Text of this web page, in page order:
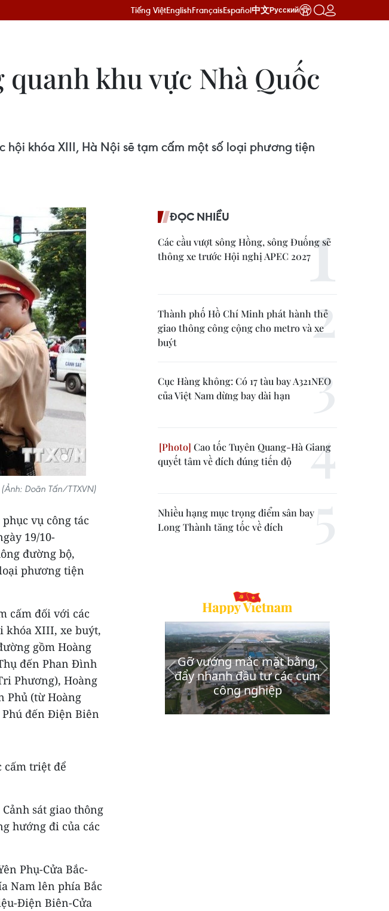
Tiếng ViệtEnglishFrançaisEspañol中文Русский
khu vực Nhà Quốc
khóa XIII, Hà Nội sẽ tạm cấm một số loại phương tiện
Doãn Tấn/TTXVN)
vụ công tác
19/10-
đường bộ,
phương tiện
cấm đối với các
khóa XIII, xe buýt,
gồm Hoàng
đến Phan Đình
Phương), Hoàng
Phủ (từ Hoàng
Phú đến Điện Biên
cấm triệt để
sát giao thông
hướng đi của các
Phụ-Cửa Bắc-
Nam lên phía Bắc
Điện Biên-Cửa
ĐỌC NHIỀU
Các cầu vượt sông Hồng, sông Đuống sẽ
thông xe trước Hội nghị APEC 2027
Thành phố Hồ Chí Minh phát hành thẻ
giao thông công cộng cho metro và xe
buýt
Cục Hàng không: Có 17 tàu bay A321NEO
của Việt Nam dừng bay dài hạn
Cao tốc Tuyên Quang-Hà Giang
quyết tâm về đích đúng tiến độ
Nhiều hạng mục trọng điểm sân bay
Long Thành tăng tốc về đích